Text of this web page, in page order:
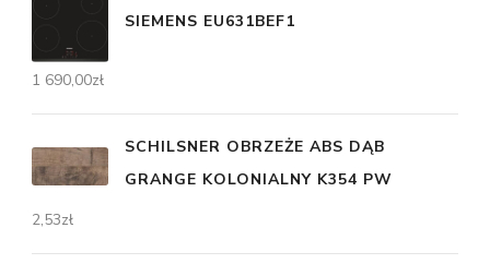
SIEMENS EU631BEF1
1 690,00zł
SCHILSNER OBRZEŻE ABS DĄB
GRANGE KOLONIALNY K354 PW
2,53zł